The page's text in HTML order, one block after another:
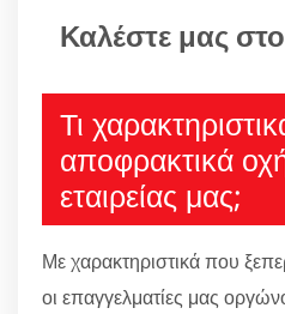
Καλέστε μας στο
Τι
αποφρακτικά
εταιρείας μας;
Με χαρακτηριστικά που
οι επαγγελματίες μας